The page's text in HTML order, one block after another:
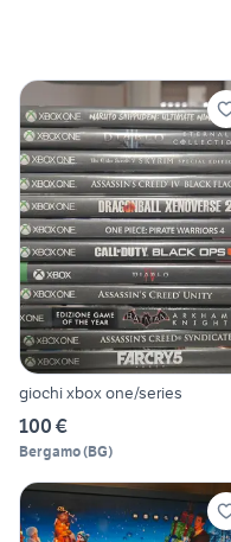
giochi xbox one/series
100 €
Bergamo(BG)